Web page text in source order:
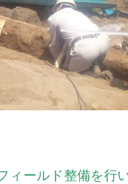
ィールド整備を行